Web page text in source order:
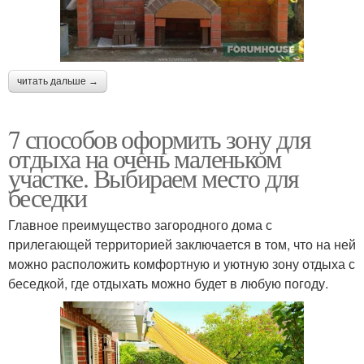
читать дальше →
7 способов оформить зону для
отдыха на очень маленьком
участке. Выбираем место для
беседки
Главное преимущество загородного дома с
прилегающей территорией заключается в том, что на ней
можно расположить комфортную и уютную зону отдыха с
беседкой, где отдыхать можно будет в любую погоду.